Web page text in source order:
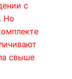
с
Но
свыше